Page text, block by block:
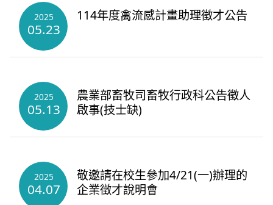
2025
05.23
114年度禽流感計畫助理徵才公告
2025
05.13
農業部畜牧司畜牧行政科公告徵人
啟事(技士缺)
2025
04.07
敬邀請在校生參加4/21(一)辦理的
企業徵才說明會